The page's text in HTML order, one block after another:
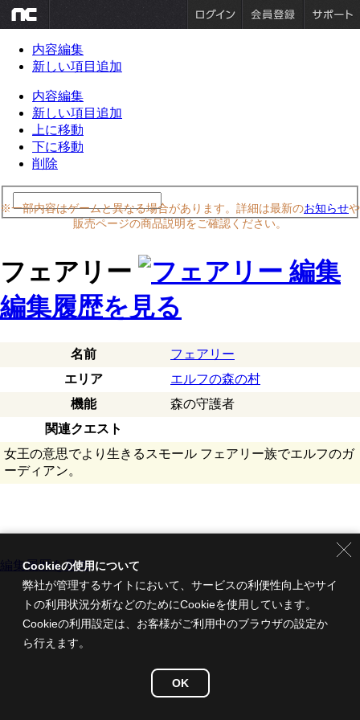
内容編集
新しい項目追加
内容編集
新しい項目追加
上に移動
下に移動
削除
※一部内容はゲームと異なる場合があります。詳細は最新のお知らせや
販売ページの商品説明をご確認ください。
フェアリー
編集履歴を見る
名前
フェアリー
エリア
エルフの森の村
機能
森の守護者
関連クエスト
女王の意思でより生きるスモール フェアリー族でエルフのガ
ーディアン。
編集履歴を見る
Cookieの使用について
弊社が管理するサイトにおいて、サービスの利便性向上やサイ
トの利用状況分析などのためにCookieを使用しています。
Cookieの利用設定は、お客様がご利用中のブラウザの設定か
ら行えます。
OK